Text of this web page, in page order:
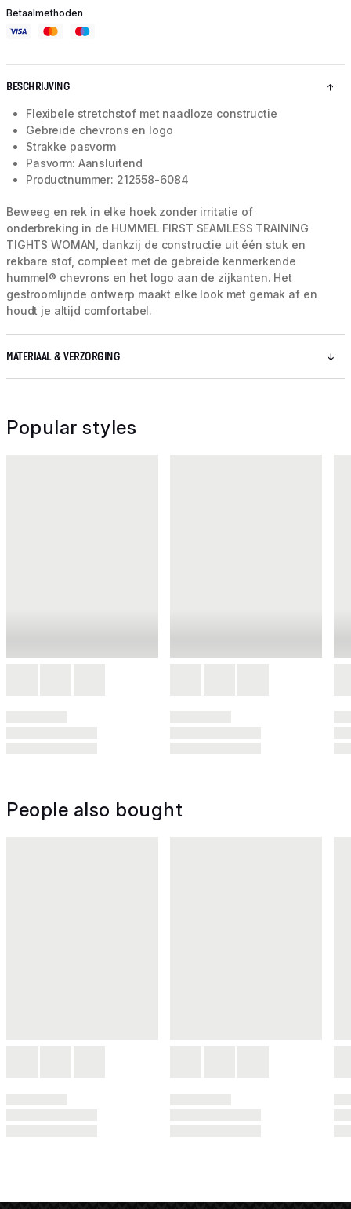
Betaalmethoden
BESCHRIJVING
Flexibele stretchstof met naadloze constructie
Gebreide chevrons en logo
Strakke pasvorm
Pasvorm: Aansluitend
Productnummer: 212558-6084
Beweeg en rek in elke hoek zonder irritatie of
onderbreking in de HUMMEL FIRST SEAMLESS TRAINING
TIGHTS WOMAN, dankzij de constructie uit één stuk en
rekbare stof, compleet met de gebreide kenmerkende
hummel® chevrons en het logo aan de zijkanten. Het
gestroomlijnde ontwerp maakt elke look met gemak af en
houdt je altijd comfortabel.
MATERIAAL & VERZORGING
Popular styles
People also bought